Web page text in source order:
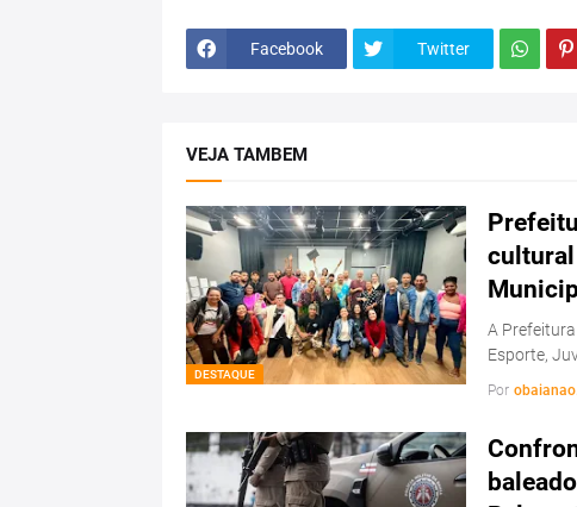
Facebook Twitter
VEJA TAMBEM
DESTAQUE
cultural
A
Esporte,
Por